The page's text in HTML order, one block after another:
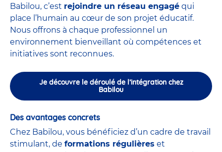
Babilou, c’est rejoindre un réseau engagé qui
place l’humain au cœur de son projet éducatif.
Nous offrons à chaque professionnel un
environnement bienveillant où compétences et
initiatives sont reconnues.
Je découvre le déroulé de l’intégration chez
Babilou
Des avantages concrets
Chez Babilou, vous bénéficiez d’un cadre de travail
stimulant, de formations régulières et